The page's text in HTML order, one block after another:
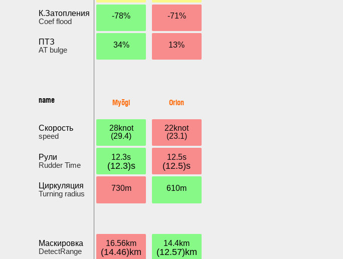
К.Затопления
Coef flood
ПТЗ
AT bulge
name
Скорость
speed
Рули
Rudder Time
Циркуляция
Turning radius
Маскировка
DetectRange
-78%
34%
Myōgi
28knot
(29.4)
12.3s
(12.3)s
730m
16.56km
(14.46)km
-71%
13%
Orion
22knot
(23.1)
12.5s
(12.5)s
610m
14.4km
(12.57)km